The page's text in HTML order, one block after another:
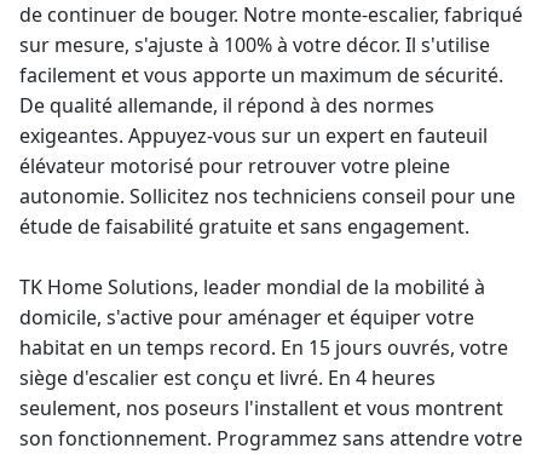
de continuer de bouger. Notre monte-escalier, fabriqué
sur mesure, s'ajuste à 100% à votre décor. Il s'utilise
facilement et vous apporte un maximum de sécurité.
De qualité allemande, il répond à des normes
exigeantes. Appuyez-vous sur un expert en fauteuil
élévateur motorisé pour retrouver votre pleine
autonomie. Sollicitez nos techniciens conseil pour une
étude de faisabilité gratuite et sans engagement.
TK Home Solutions, leader mondial de la mobilité à
domicile, s'active pour aménager et équiper votre
habitat en un temps record. En 15 jours ouvrés, votre
siège d'escalier est conçu et livré. En 4 heures
seulement, nos poseurs l'installent et vous montrent
son fonctionnement. Programmez sans attendre votre